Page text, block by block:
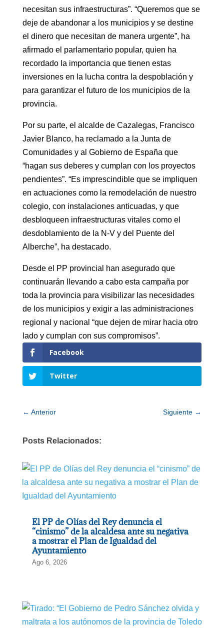
necesitan sus infraestructuras”. “Queremos que se
deje de abandonar a los municipios y se destine
el dinero que necesitan de manera urgente”, ha
afirmado el parlamentario popular, quien ha
recordado la importancia que tienen estas
inversiones en la lucha contra la despoblación y
para garantizar el futuro de los municipios de la
provincia.
Por su parte, el alcalde de Cazalegas, Francisco
Javier Blanco, ha reclamado a la Junta de
Comunidades y al Gobierno de España que
“hagan sus deberes y cumplan con los proyectos
pendientes”. “Es imprescindible que se impliquen
en actuaciones como la remodelación de nuestro
colegio, con instalaciones anticuadas, y que
desbloqueen infraestructuras vitales como el
desdoblamiento de la N-V y del Puente del
Alberche”, ha destacado.
Desde el PP provincial han asegurado que
continuarán llevando a cabo esta campaña por
toda la provincia para visibilizar las necesidades
de los municipios y exigir a las administraciones
regional y nacional “que dejen de mirar hacia otro
lado y cumplan con sus compromisos”.
Facebook
Twitter
← Anterior Siguiente →
Posts Relacionados:
El PP de Olías del Rey denuncia el
“cinismo” de la alcaldesa ante su negativa
a mostrar el Plan de Igualdad del
Ayuntamiento
Ago 6, 2026